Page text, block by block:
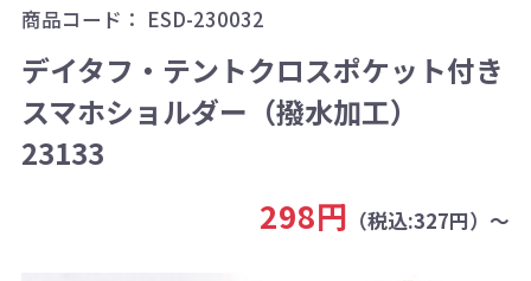
商品コード： ESD-230032
デイタフ・テントクロスポケット付き
スマホショルダー（撥水加工）
23133
298円 （税込:327円）～